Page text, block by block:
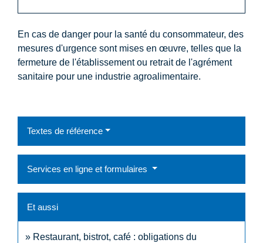
En cas de danger pour la santé du consommateur, des
mesures d'urgence sont mises en œuvre, telles que la
fermeture de l'établissement ou retrait de l'agrément
sanitaire pour une industrie agroalimentaire.
Textes de référence
Services en ligne et formulaires
Et aussi
Restaurant, bistrot, café : obligations du